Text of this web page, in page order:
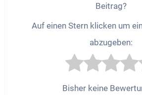
Beitrag?
Auf einen Stern klicken um
abzugeben:
Bisher keine